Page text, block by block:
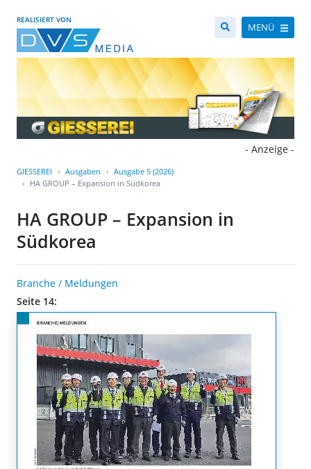
REALISIERT VON
MENÜ
- Anzeige -
GIESSEREI Ausgaben
Ausgabe 5 (2026)
HA GROUP – Expansion in Südkorea
HA GROUP – Expansion in
Südkorea
Branche / Meldungen
Seite 14: